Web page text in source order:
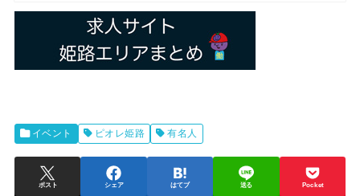
イベント ピオレ姫路 有名人
ポスト シェア はてブ 送る Pocket